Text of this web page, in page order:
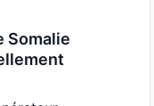
Somalie